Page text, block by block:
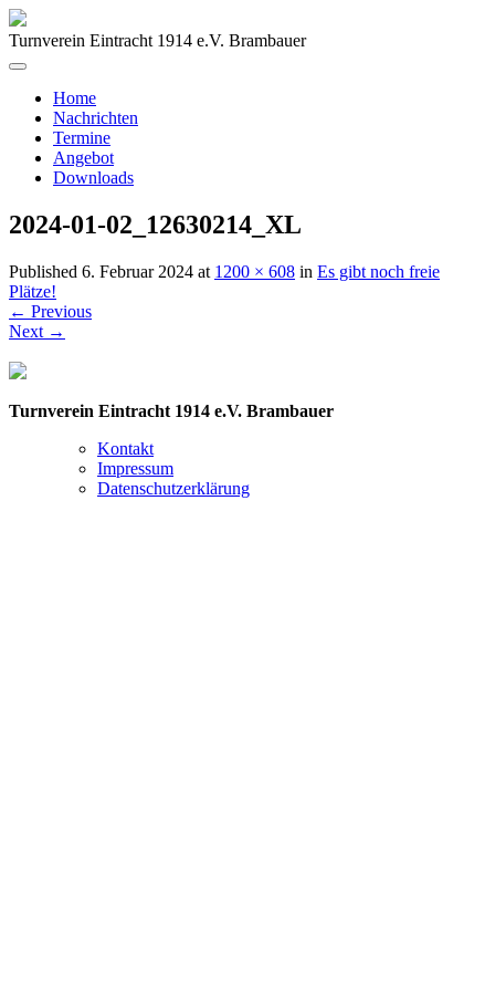
Turnverein Eintracht 1914 e.V. Brambauer
Home
Nachrichten
Termine
Angebot
Downloads
2024-01-02_12630214_XL
Published 6. Februar 2024 at 1200 × 608 in Es gibt noch freie
Plätze!
← Previous
Next →
Turnverein Eintracht 1914 e.V. Brambauer
Kontakt
Impressum
Datenschutzerklärung